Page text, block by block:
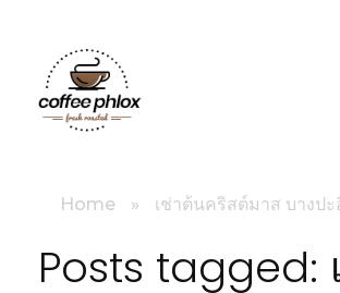
Home » เช่าต้นคริสต์มาส บางป
Posts tagged: